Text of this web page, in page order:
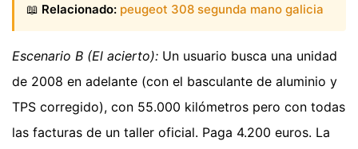
📖 Relacionado: peugeot 308 segunda mano galicia
Escenario B (El acierto): Un usuario busca una unidad
de 2008 en adelante (con el basculante de aluminio y
TPS corregido), con 55.000 kilómetros pero con todas
las facturas de un taller oficial. Paga 4.200 euros. La